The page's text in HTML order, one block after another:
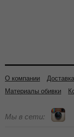
О компании
Материалы обивки
Мы в сети: